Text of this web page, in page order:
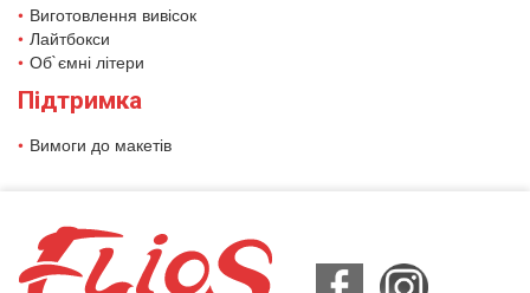
Виготовлення вивісок
Лайтбокси
Об`ємні літери
Підтримка
Вимоги до макетів